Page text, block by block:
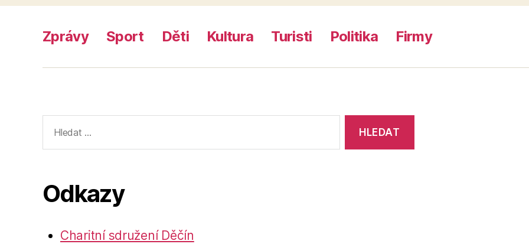
Zprávy Sport Děti Kultura Turisti Politika Firmy
vyhledávání:
Odkazy
Charitní sdružení Děčín